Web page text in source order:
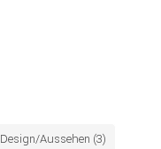
Design/Aussehen (3)